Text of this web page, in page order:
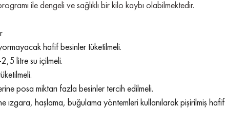
ile dengeli ve sağlıklı bir kilo kaybı olabilmektedir.
hafif besinler tüketilmeli.
2,5 litre su içilmeli.
posa miktarı fazla besinler tercih edilmeli.
ızgara, haşlama, buğulama yöntemleri kullanılarak pişirilmiş hafif